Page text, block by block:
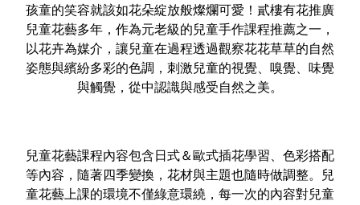
孩童的笑容就該如花朵綻放般燦爛可愛！貳樓有花推廣
兒童花藝多年，作為元老級的兒童手作課程推薦之一，
以花卉為媒介，讓兒童在過程透過觀察花花草草的自然
姿態與繽紛多彩的色調，刺激兒童的視覺、嗅覺、味覺
與觸覺，從中認識與感受自然之美。
兒童花藝課程內容包含日式＆歐式插花學習、色彩搭配
等內容，隨著四季變換，花材與主題也隨時做調整。兒
童花藝上課的環境不僅綠意環繞，每一次的內容對兒童